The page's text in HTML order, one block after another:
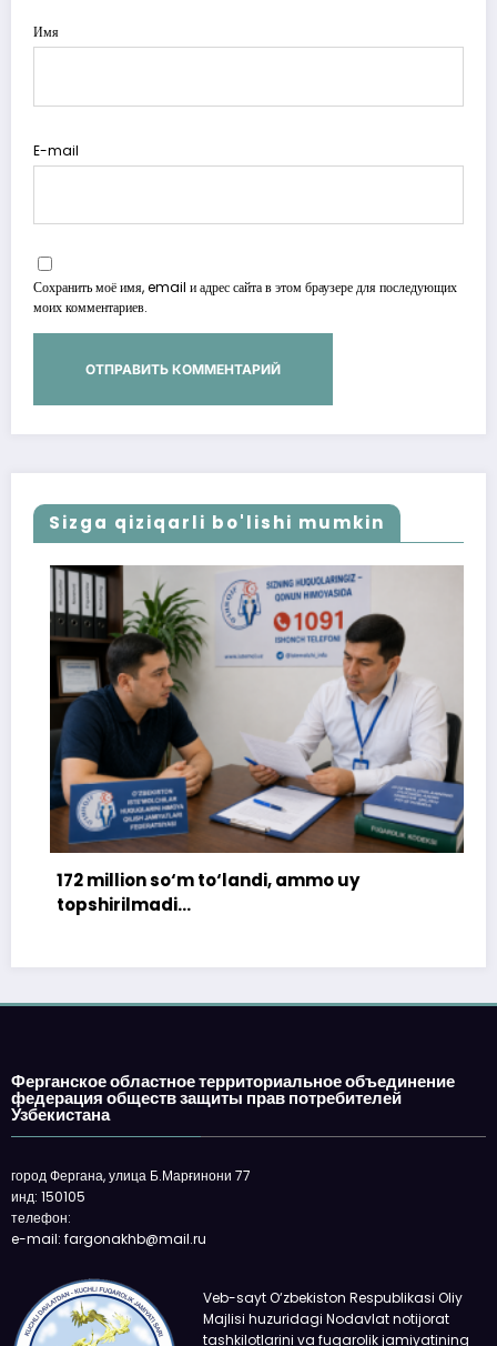
Имя
E-mail
Сохранить моё имя, email и адрес сайта в этом браузере для последующих
моих комментариев.
Sizga qiziqarli bo'lishi mumkin
172 million so‘m to‘landi, ammo uy
topshirilmadi…
Ферганское областное территориальное объединение
федерация обществ защиты прав потребителей
Узбекистана
город Фергана, улица Б.Марғинони 77
инд: 150105
телефон:
e-mail: fargonakhb@mail.ru
Veb-sayt O‘zbekiston Respublikasi Oliy
Majlisi huzuridagi Nodavlat notijorat